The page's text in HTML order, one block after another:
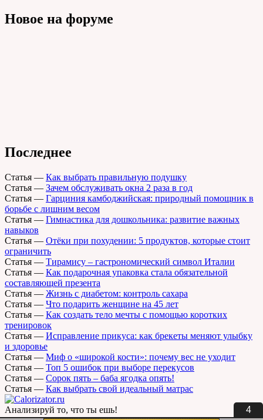
3
Новое на форуме
Последнее
Статья — Как выбрать правильную подушку
Статья — Зачем обслуживать окна 2 раза в год
Статья — Гарциния камбоджийская: природный помощник в
борьбе с лишним весом
Статья — Гимнастика для дошкольника: развитие важных
навыков
Статья — Отёки при похудении: 5 продуктов, которые стоит
ограничить
Статья — Тирамису – гастрономический символ Италии
Статья — Как подарочная упаковка стала обязательной
составляющей презента
Статья — Жизнь с диабетом: контроль сахара
Статья — Что подарить женщине на 45 лет
Статья — Как создать тело мечты с помощью коротких
тренировок
Статья — Исправление прикуса: как брекеты меняют улыбку
и здоровье
Статья — Миф о «широкой кости»: почему вес не уходит
Статья — Топ 5 ошибок при выборе перекусов
Статья — Сорок пять – баба ягодка опять!
Статья — Как выбрать свой идеальный матрас
Анализируй то, что ты ешь!